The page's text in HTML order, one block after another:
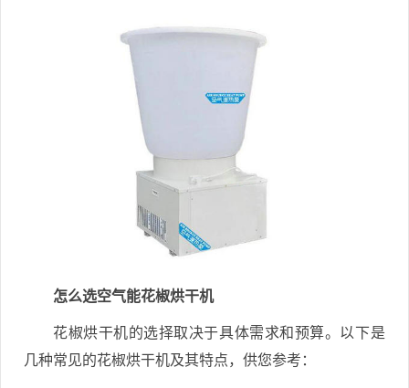
怎么选空气能花椒烘干机
花椒烘干机的选择取决于具体需求和预算。以下是
几种常见的花椒烘干机及其特点，供您参考：